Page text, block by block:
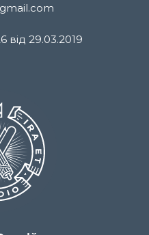
від 29.03.2019